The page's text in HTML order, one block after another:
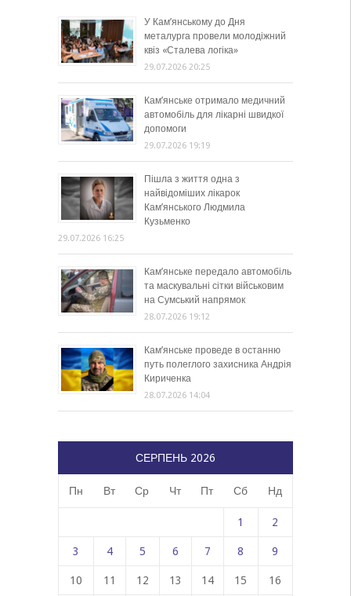
У Кам’янському до Дня
металурга провели молодіжний
квіз «Сталева логіка»
29.07.2026 20:25
Кам’янське отримало медичний
автомобіль для лікарні швидкої
допомоги
29.07.2026 19:19
Пішла з життя одна з
найвідоміших лікарок
Кам’янського Людмила
Кузьменко
29.07.2026 16:25
Кам’янське передало автомобіль
та маскувальні сітки військовим
на Сумський напрямок
28.07.2026 19:12
Кам’янське проведе в останню
путь полеглого захисника Андрія
Кириченка
28.07.2026 14:04
СЕРПЕНЬ 2026
Пн Вт Ср Чт Пт Сб Нд
1 2
3 4 5 6 7 8 9
10 11 12 13 14 15 16